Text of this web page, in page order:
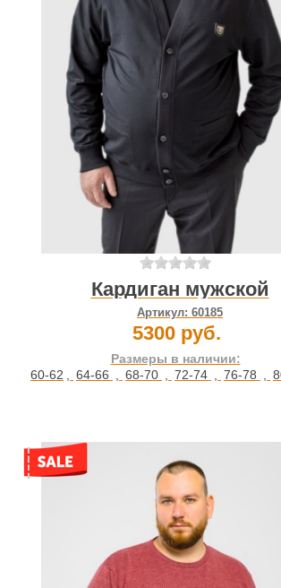
Кардиган мужской
Артикул: 60185
5300 руб.
Размеры в наличии:
60-62
64-66 68-70 72-74 76-78